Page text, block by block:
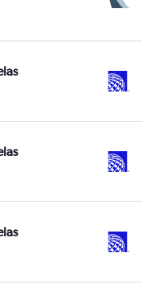
de Carrasco
de Carrasco
de Carrasco
de Carrasco